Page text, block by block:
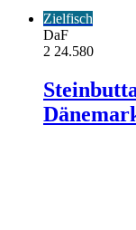
Zielfisch
DaF
2 24.580